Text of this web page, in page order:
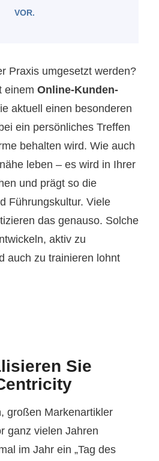
OR.
Praxis umgesetzt werden?
einem Online-Kunden-
aktuell einen besonderen
ein persönliches Treffen
behalten wird. Wie auch
leben – es wird in Ihrer
und prägt so die
Führungskultur. Viele
das genauso. Solche
aktiv zu
auch zu trainieren lohnt
Sie
großen Markenartikler
ganz vielen Jahren
im Jahr ein „Tag des